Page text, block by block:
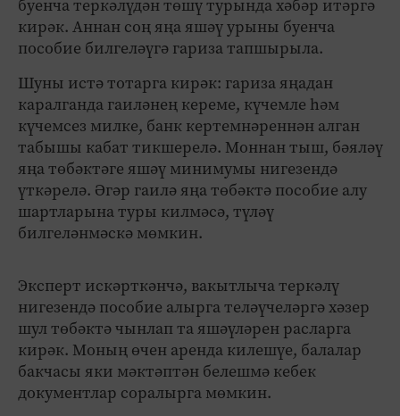
буенча теркәлүдән төшү турында хәбәр итәргә
кирәк. Аннан соң яңа яшәү урыны буенча
пособие билгеләүгә гариза тапшырыла.
Шуны истә тотарга кирәк: гариза яңадан
каралганда гаиләнең кереме, күчемле һәм
күчемсез милке, банк кертемнәреннән алган
табышы кабат тикшерелә. Моннан тыш, бәяләү
яңа төбәктәге яшәү минимумы нигезендә
үткәрелә. Әгәр гаилә яңа төбәктә пособие алу
шартларына туры килмәсә, түләү
билгеләнмәскә мөмкин.
Эксперт искәрткәнчә, вакытлыча теркәлү
нигезендә пособие алырга теләүчеләргә хәзер
шул төбәктә чынлап та яшәүләрен расларга
кирәк. Моның өчен аренда килешүе, балалар
бакчасы яки мәктәптән белешмә кебек
документлар соралырга мөмкин.